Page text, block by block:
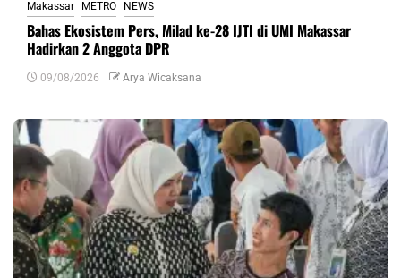
Makassar METRO NEWS
Bahas Ekosistem Pers, Milad ke-28 IJTI di UMI Makassar
Hadirkan 2 Anggota DPR
09/08/2026 Arya Wicaksana